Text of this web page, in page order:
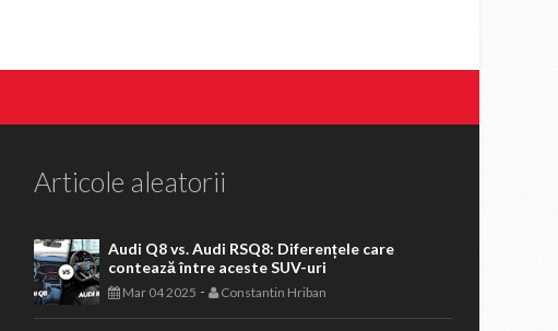
Articole aleatorii
Audi Q8 vs. Audi RSQ8: Diferențele care
contează între aceste SUV-uri
Mar 04 2025 - Constantin Hriban